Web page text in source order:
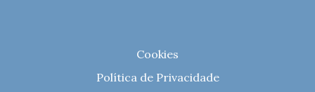
Cookies
Política de Privacidade